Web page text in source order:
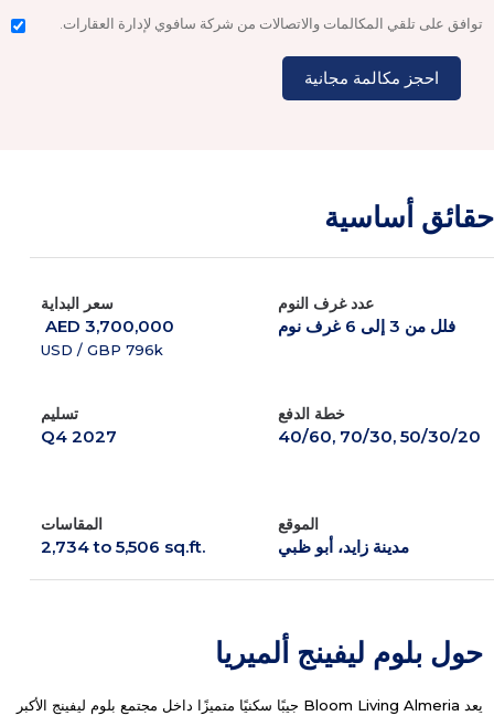
توافق على تلقي المكالمات والاتصالات من شركة سافوي لإدارة العقارات.
حقائق أساسية
سعر البداية
AED 3,700,000
USD / GBP 796k
عدد غرف النوم
فلل من 3 إلى 6 غرف نوم
تسليم
Q4 2027
خطة الدفع
40/60, 70/30, 50/30/20
المقاسات
2,734 to 5,506 sq.ft.
الموقع
مدينة زايد، أبو ظبي
حول بلوم ليفينج ألميريا
يعد Bloom Living Almeria جيبًا سكنيًا متميزًا داخل مجتمع بلوم ليفينج الأكبر